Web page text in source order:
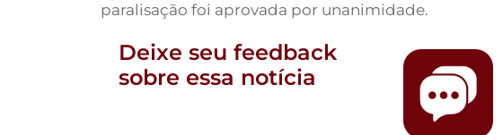
paralisação foi aprovada por unanimidade.
Deixe seu feedback
sobre essa notícia